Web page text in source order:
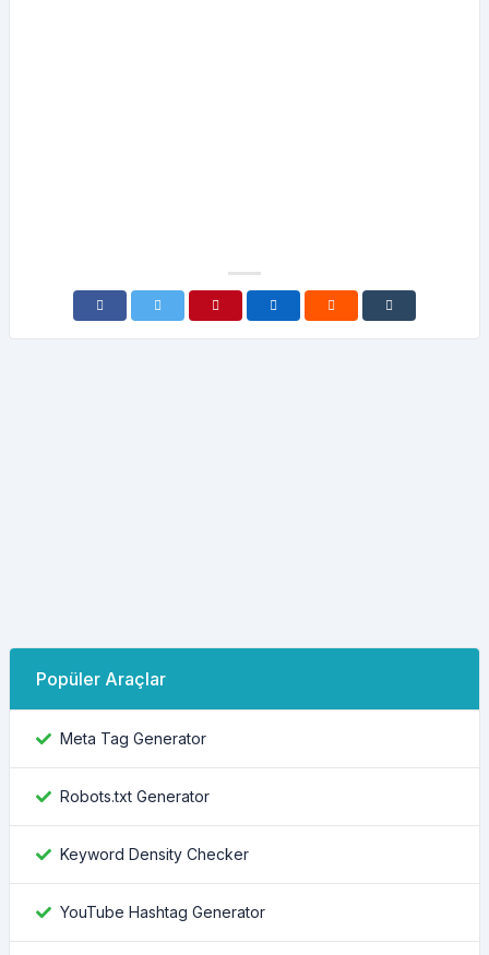
Popüler Araçlar
Meta Tag Generator
Robots.txt Generator
Keyword Density Checker
YouTube Hashtag Generator